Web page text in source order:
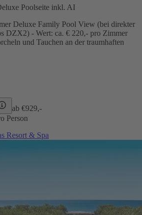
Poolseite inkl. AI
Deluxe Family Pool View (bei direkter
DZX2) - Wert: ca. € 220,- pro Zimmer
und Tauchen an der traumhaften
ab €929,-
Person
Resort & Spa